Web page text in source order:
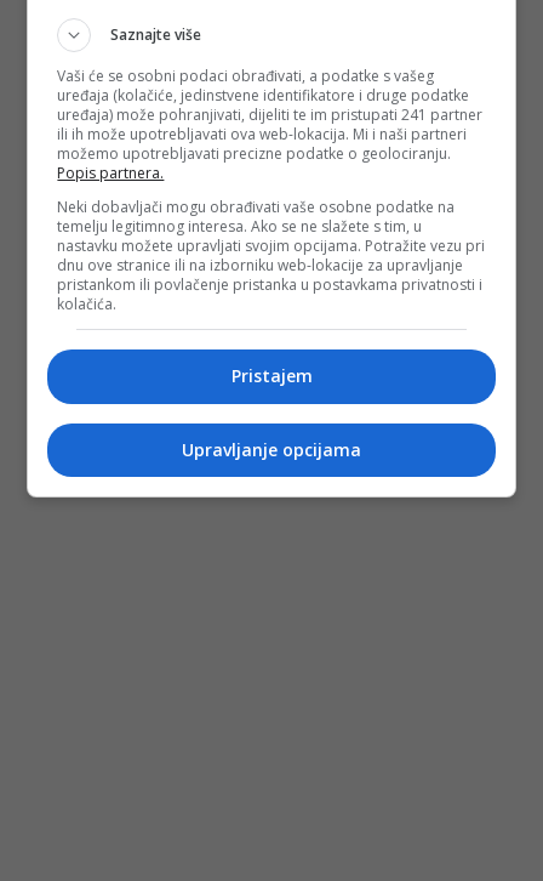
kontrolom, nakon čega su na pomenute skladišne prostore
u više navrata skladištili sadržaje dječije pornografije.
Nakon izvršene kriminalističke obrade lica će biti predata
nadležnom tužilaštvu uz izvještaj o počinjenim krivičnim
djelima, saopćeno je iz MUP-a RS.
(FENA/af)
PODIJELI NA
Depo.ba pratite putem društvenih mrežaTwitteriFacebook
Saznajte više
Vaši će se osobni podaci obrađivati, a podatke s vašeg
uređaja (kolačiće, jedinstvene identifikatore i druge podatke
uređaja) može pohranjivati, dijeliti te im pristupati 241 partner
ili ih može upotrebljavati ova web-lokacija. Mi i naši partneri
možemo upotrebljavati precizne podatke o geolociranju.
Popis partnera.
Neki dobavljači mogu obrađivati vaše osobne podatke na
temelju legitimnog interesa. Ako se ne slažete s tim, u
nastavku možete upravljati svojim opcijama. Potražite vezu pri
dnu ove stranice ili na izborniku web-lokacije za upravljanje
pristankom ili povlačenje pristanka u postavkama privatnosti i
kolačića.
Pristajem
Upravljanje opcijama